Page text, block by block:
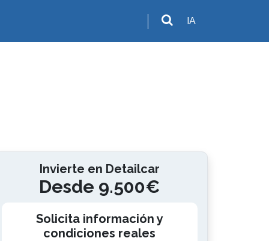
IA
Invierte en Detailcar
Desde 9.500€
Solicita información y
condiciones reales